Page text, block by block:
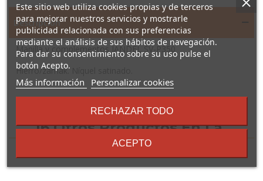
Descripción
Manilla y complementos JANDEL SV-P350
Hierro/zamak. Níquel satinado.
16 Otros Productos En La
Misma Categoría:
Este sitio web utiliza cookies propias y de terceros
para mejorar nuestros servicios y mostrarle
publicidad relacionada con sus preferencias
mediante el análisis de sus hábitos de navegación.
Para dar su consentimiento sobre su uso pulse el
botón Acepto.
Más información
sobre
términos
condiciones
Personalizar cookies
RECHAZAR TODO
ACEPTO